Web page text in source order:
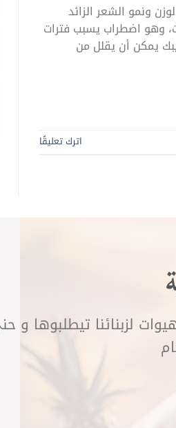
ونمو الشعر الزائد
وهو اضطراب يسبب فترات
يمكن أن يقلل من
اترك تعليقًا
لزبنائنا تيطلبوها و